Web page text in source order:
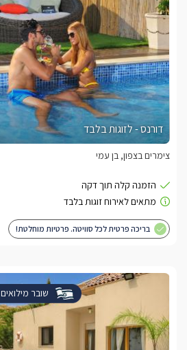
דורנס - לזוגות בלבד
צימרים בצפון, בן עמי
בריכה פרטית לכל סוויטה. פרטיות מוחלטת!
שובר מילואים